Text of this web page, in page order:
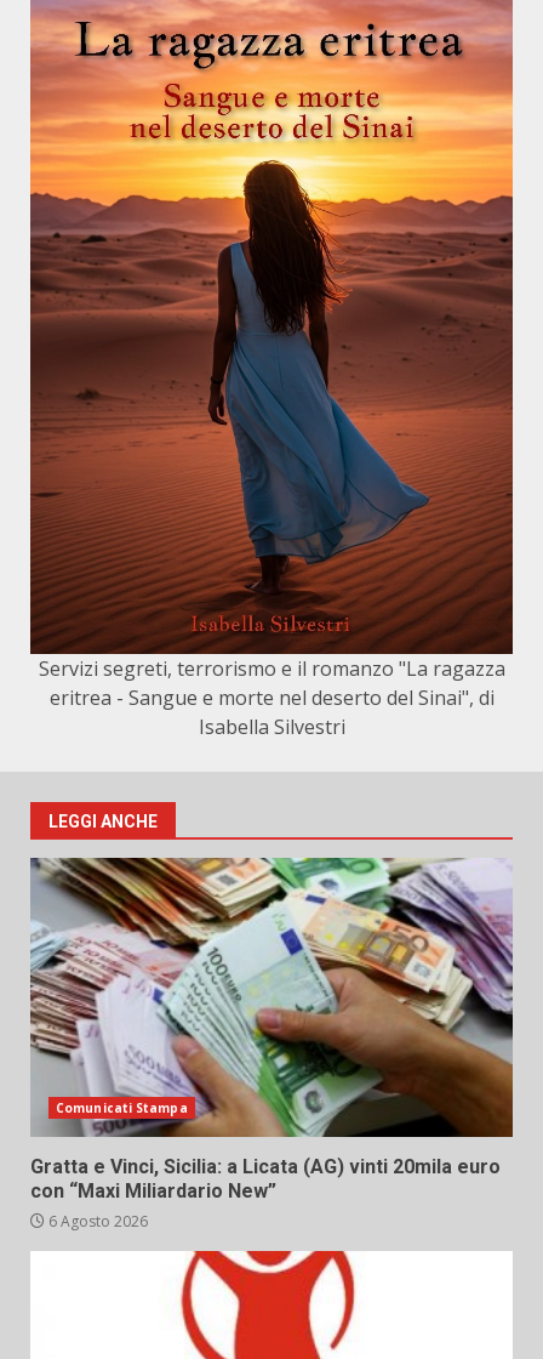
Servizi segreti, terrorismo e il romanzo "La ragazza
eritrea - Sangue e morte nel deserto del Sinai", di
Isabella Silvestri
LEGGI ANCHE
Comunicati Stampa
Gratta e Vinci, Sicilia: a Licata (AG) vinti 20mila euro
con “Maxi Miliardario New”
6 Agosto 2026